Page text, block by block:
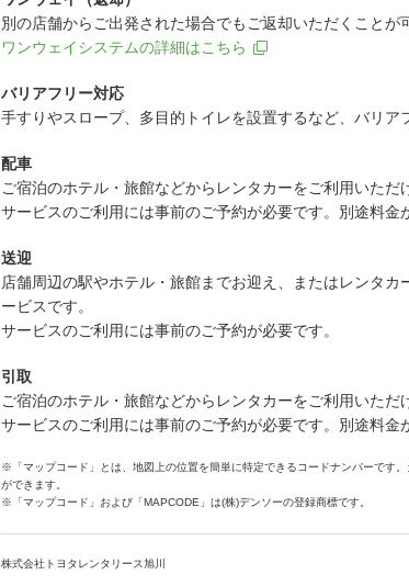
別の店舗からご出発された場合でもご返却いただくことが
ワンウェイシステムの詳細はこちら
バリアフリー対応
手すりやスロープ、多目的トイレを設置するなど、バリア
配車
ご宿泊のホテル・旅館などからレンタカーをご利用いただ
サービスのご利用には事前のご予約が必要です。別途料金
送迎
店舗周辺の駅やホテル・旅館までお迎え、またはレンタ
ービスです。
サービスのご利用には事前のご予約が必要です。
引取
ご宿泊のホテル・旅館などからレンタカーをご利用いただ
サービスのご利用には事前のご予約が必要です。別途料金
※「マップコード」とは、地図上の位置を簡単に特定できるコードナンバーです
ができます。
※「マップコード」および「MAPCODE」は(株)デンソーの登録商標です。
株式会社トヨタレンタリース旭川